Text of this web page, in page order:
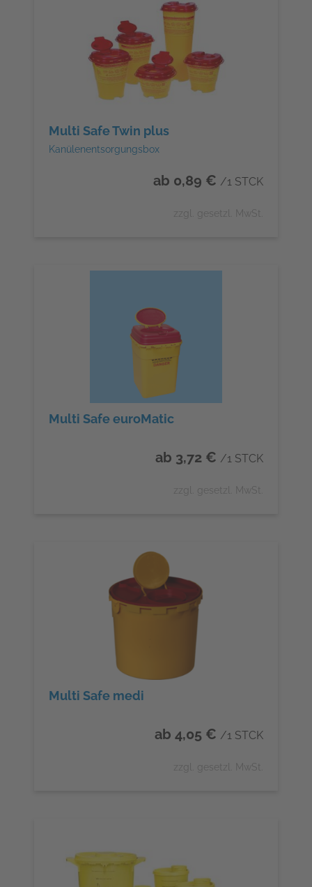
Multi Safe Twin plus
Kanülenentsorgungsbox
ab 0,89 € /1 STCK
zzgl. gesetzl. MwSt.
Multi Safe euroMatic
ab 3,72 € /1 STCK
zzgl. gesetzl. MwSt.
Multi Safe medi
ab 4,05 € /1 STCK
zzgl. gesetzl. MwSt.